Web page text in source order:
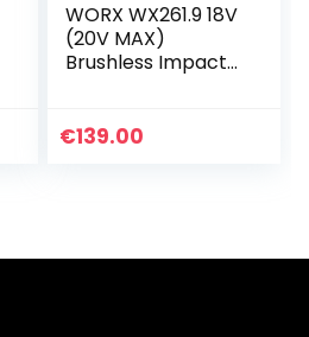
WORX WX261.9 18V
(20V MAX)
Brushless Impact
€139.00